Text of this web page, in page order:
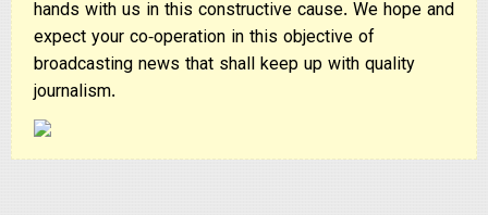
hands with us in this constructive cause. We hope and
expect your co-operation in this objective of
broadcasting news that shall keep up with quality
journalism.